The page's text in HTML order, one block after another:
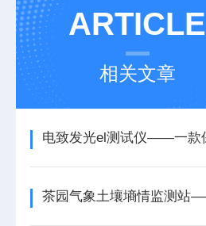
ARTICLE
相关文章